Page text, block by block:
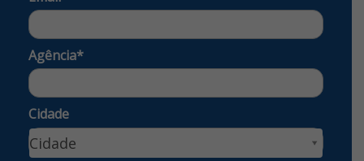
Agência*
Cidade
Cidade
Cidade